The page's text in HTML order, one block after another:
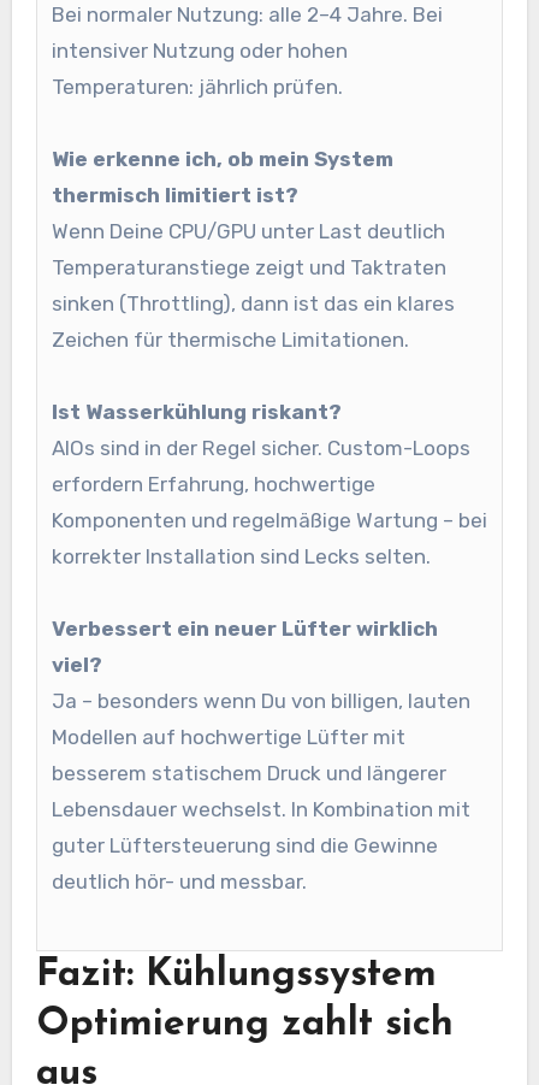
Bei normaler Nutzung: alle 2–4 Jahre. Bei
intensiver Nutzung oder hohen
Temperaturen: jährlich prüfen.
Wie erkenne ich, ob mein System
thermisch limitiert ist?
Wenn Deine CPU/GPU unter Last deutlich
Temperaturanstiege zeigt und Taktraten
sinken (Throttling), dann ist das ein klares
Zeichen für thermische Limitationen.
Ist Wasserkühlung riskant?
AIOs sind in der Regel sicher. Custom-Loops
erfordern Erfahrung, hochwertige
Komponenten und regelmäßige Wartung – bei
korrekter Installation sind Lecks selten.
Verbessert ein neuer Lüfter wirklich
viel?
Ja – besonders wenn Du von billigen, lauten
Modellen auf hochwertige Lüfter mit
besserem statischem Druck und längerer
Lebensdauer wechselst. In Kombination mit
guter Lüftersteuerung sind die Gewinne
deutlich hör- und messbar.
Fazit: Kühlungssystem
Optimierung zahlt sich
aus